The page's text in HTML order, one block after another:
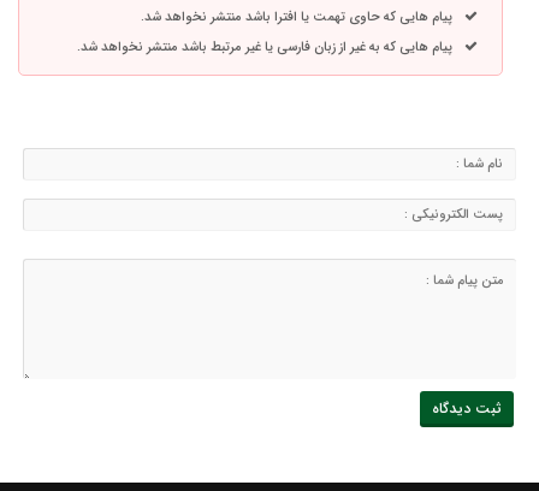
پیام هایی که حاوی تهمت یا افترا باشد منتشر نخواهد شد.
پیام هایی که به غیر از زبان فارسی یا غیر مرتبط باشد منتشر نخواهد شد.